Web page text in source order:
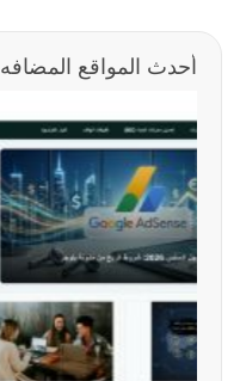
أحدث المواقع المضافه